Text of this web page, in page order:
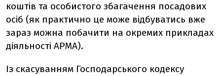
коштів та особистого збагачення посадових
осіб (як практично це може відбуватись вже
зараз можна побачити на окремих прикладах
діяльності АРМА).
Із скасуванням Господарського кодексу